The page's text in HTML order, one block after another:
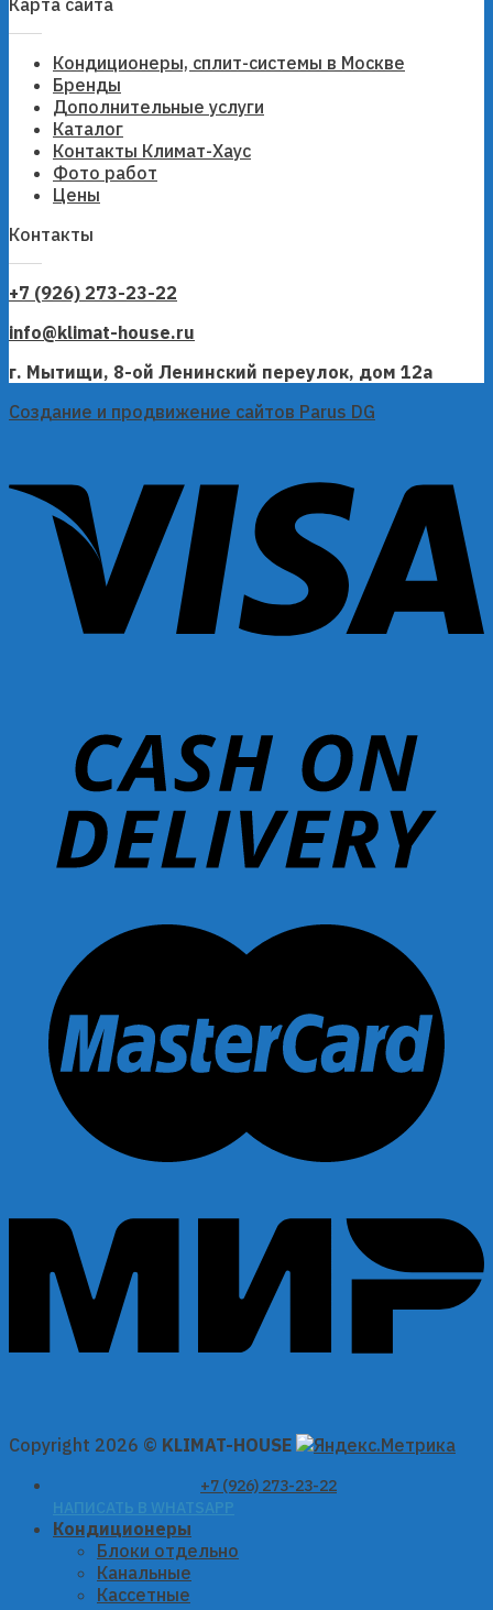
Карта сайта
Кондиционеры, сплит-системы в Москве
Бренды
Дополнительные услуги
Каталог
Контакты Климат-Хаус
Фото работ
Цены
Контакты
+7 (926) 273-23-22
info@klimat-house.ru
г. Мытищи, 8-ой Ленинский переулок, дом 12а
Создание и продвижение сайтов Parus DG
Copyright 2026 © KLIMAT-HOUSE
+7 (926) 273-23-22
НАПИСАТЬ В WHATSAPP
Кондиционеры
Блоки отдельно
Канальные
Кассетные